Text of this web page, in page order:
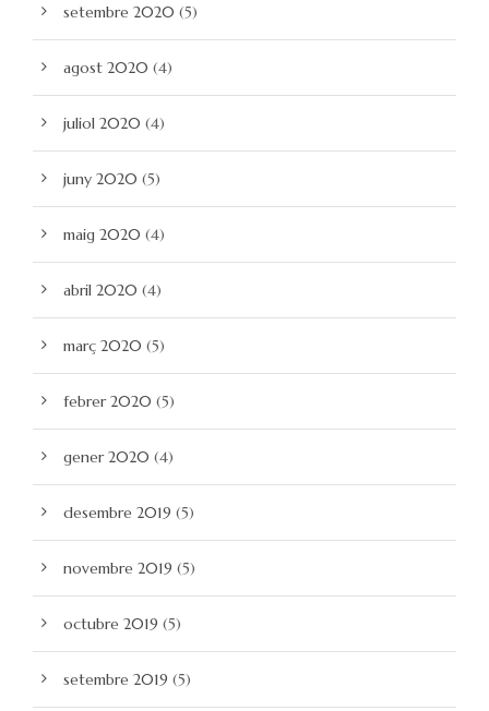
setembre 2020 (5)
agost 2020 (4)
juliol 2020 (4)
juny 2020 (5)
maig 2020 (4)
abril 2020 (4)
març 2020 (5)
febrer 2020 (5)
gener 2020 (4)
desembre 2019 (5)
novembre 2019 (5)
octubre 2019 (5)
setembre 2019 (5)